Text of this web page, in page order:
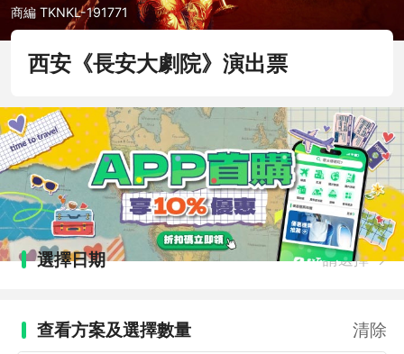
商編 TKNKL-191771
西安《長安大劇院》演出票
選擇日期 請選擇
查看方案及選擇數量 清除